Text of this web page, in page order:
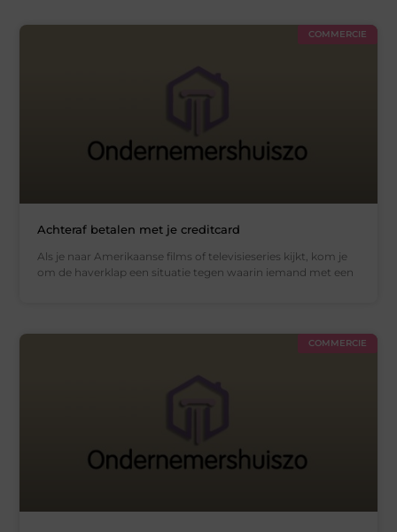
COMMERCIE
Achteraf betalen met je creditcard
Als je naar Amerikaanse films of televisieseries kijkt, kom je
om de haverklap een situatie tegen waarin iemand met een
COMMERCIE